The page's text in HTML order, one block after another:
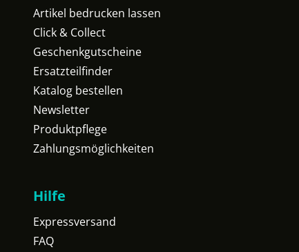
Artikel bedrucken lassen
Click & Collect
Geschenkgutscheine
Ersatzteilfinder
Katalog bestellen
Newsletter
Produktpflege
Zahlungsmöglichkeiten
Hilfe
Expressversand
FAQ